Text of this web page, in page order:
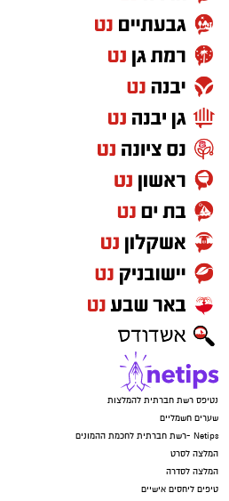
נטיפס רשת חברתית להמלצות
שערים חשמליים
Netips -רשת חברתית לחכמת ההמונים
המלצה לסרט
המלצה לסדרה
טיפים ליחסים אישיים